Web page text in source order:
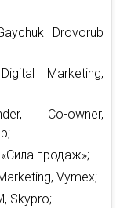
Drovorub
Marketing,
Co-owner,
продаж»;
Vymex;
Skypro;